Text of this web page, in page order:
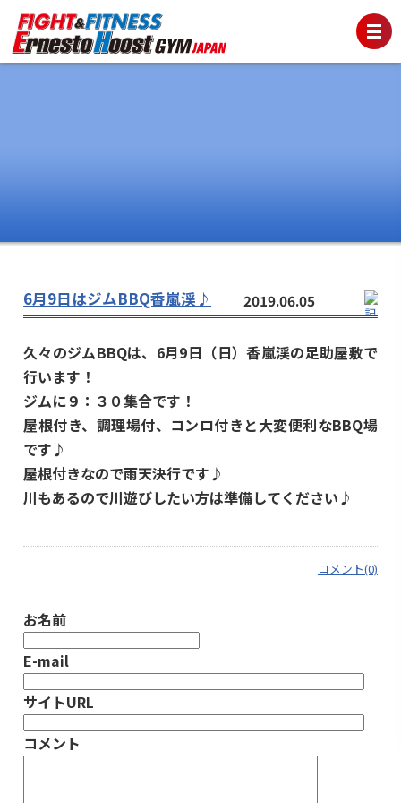
6月9日はジムBBQ香嵐渓♪ 2019.06.05
久々のジムBBQは、6月9日（日）香嵐渓の足助屋敷で
行います！
ジムに９：３０集合です！
屋根付き、調理場付、コンロ付きと大変便利なBBQ場
です♪
屋根付きなので雨天決行です♪
川もあるので川遊びしたい方は準備してください♪
コメント(0)
お名前
E-mail
サイトURL
コメント